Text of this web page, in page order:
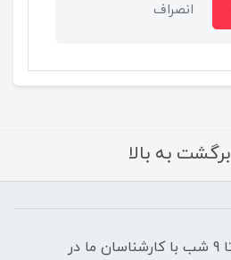
انصراف
برگشت به بالا
شنبه تا پنج شنبه 9 صبح تا 9 شب با کارشناسان ما در